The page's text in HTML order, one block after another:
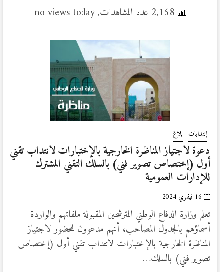
2,168 عدد المشاهدات, no views today
إنتدابات بلاغ
دعوة لاجتياز المناظرة الخارجية بالإختبارات لانتداب تقني
أول (إختصاص تصوير فني) بالسلك التقني المشترك
للإدارات العمومية
16 فيفري 2024
تعلم وزارة الدفاع الوطني المترشحين المقبولة ملفاتهم والواردة
أسماؤهم بالجدول المصاحب، أنهم مدعوون للحضور لاجتياز
المناظرة الخارجية بالإختبارات لانتداب تقني أول (إختصاص
تصوير فني) بالسلك…